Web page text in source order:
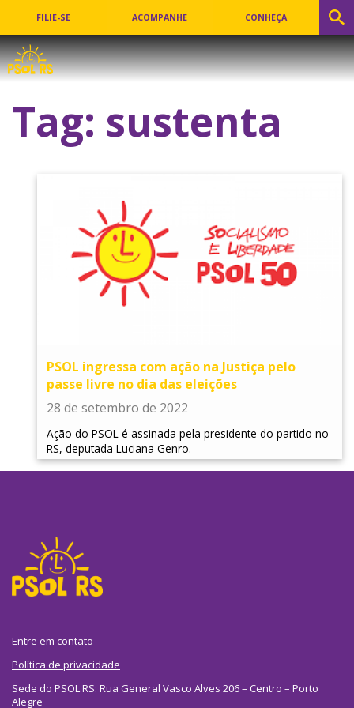
FILIE-SE ACOMPANHE CONHEÇA
Tag: sustenta
PSOL ingressa com ação na Justiça pelo
passe livre no dia das eleições
28 de setembro de 2022
Ação do PSOL é assinada pela presidente do partido no
RS, deputada Luciana Genro.
Entre em contato
Política de privacidade
Sede do PSOL RS: Rua General Vasco Alves 206 – Centro – Porto
Alegre